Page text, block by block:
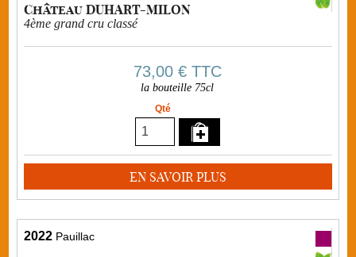
Château DUHART-MILON
4ème grand cru classé
73,00 €TTC
la bouteille 75cl
Qté
EN SAVOIR PLUS
2022 Pauillac